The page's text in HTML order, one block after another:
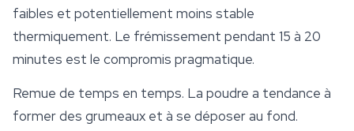
faibles et potentiellement moins stable
thermiquement. Le frémissement pendant 15 à 20
minutes est le compromis pragmatique.
Remue de temps en temps. La poudre a tendance à
former des grumeaux et à se déposer au fond.